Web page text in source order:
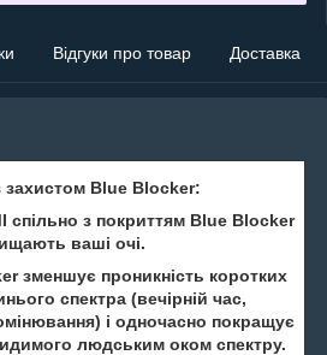
Відгуки про товар Доставка
захистом Blue Blocker:
спільно з покриттям Blue Blocker
ваші очі.
зменшує проникність коротких
спектра (вечірній час,
і одночасно покращує
людським оком спектру.